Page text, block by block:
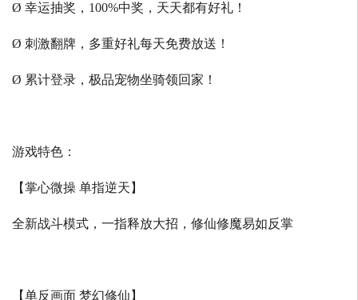
Ø 幸运抽奖，100%中奖，天天都有好礼！
Ø 刺激翻牌，多重好礼每天免费放送！
Ø 累计登录，极品宠物坐骑领回家！
游戏特色：
【掌心微操 单指逆天】
全新战斗模式，一指释放大招，修仙修魔易如反掌
【单反画面 梦幻修仙】